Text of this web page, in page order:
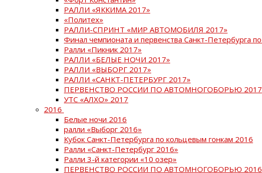
РАЛЛИ «ЯККИМА 2017»
«Политех»
РАЛЛИ-СПРИНТ «МИР АВТОМОБИЛЯ 2017»
Финал чемпионата и первенства Санкт-Петербурга
Ралли «Пикник 2017»
РАЛЛИ «БЕЛЫЕ НОЧИ 2017»
РАЛЛИ «ВЫБОРГ 2017»
РАЛЛИ «САНКТ-ПЕТЕРБУРГ 2017»
ПЕРВЕНСТВО РОССИИ ПО АВТОМНОГОБОРЬЮ 2017
УТС «АЛХО» 2017
2016
Белые ночи 2016
ралли «Выборг 2016»
Кубок Санкт-Петербурга по кольцевым гонкам 2016
Ралли «Санкт-Петербург 2016»
Ралли 3-й категории «10 озер»
ПЕРВЕНСТВО РОССИИ ПО АВТОМНОГОБОРЬЮ 2016